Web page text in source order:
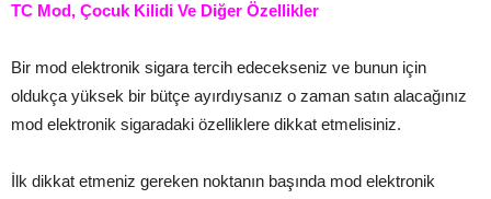
TC Mod, Çocuk Kilidi Ve Diğer Özellikler
Bir mod elektronik sigara tercih edecekseniz ve bunun için
oldukça yüksek bir bütçe ayırdıysanız o zaman satın alacağınız
mod elektronik sigaradaki özelliklere dikkat etmelisiniz.
İlk dikkat etmeniz gereken noktanın başında mod elektronik